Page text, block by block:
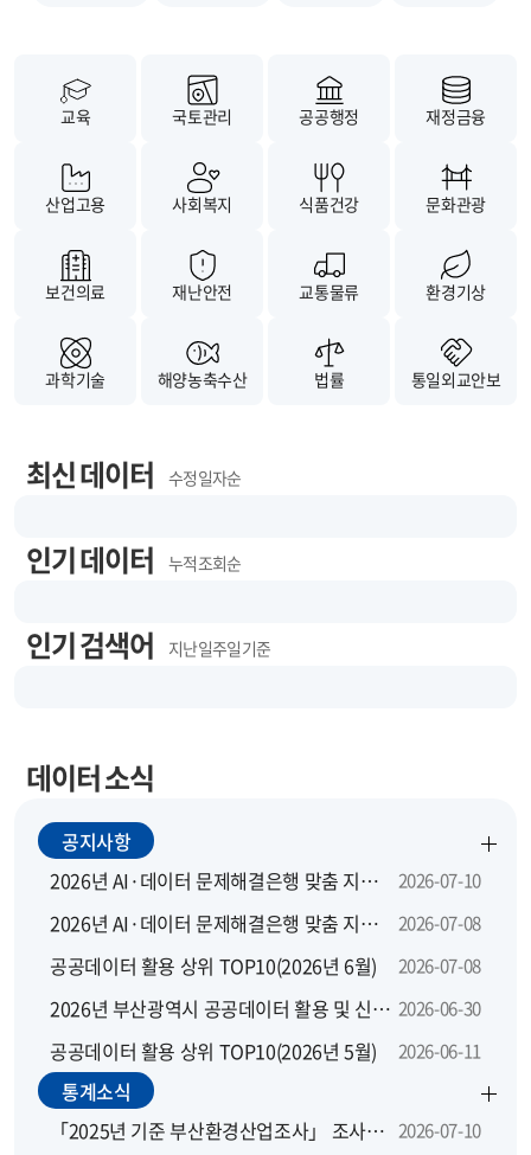
교육 국토관리 공공행정 재정금융
산업고용 사회복지 식품건강 문화관광
보건의료 재난안전 교통물류 환경기상
과학기술 해양농축수산 법률 통일외교안보
최신 데이터 수정 일자순
인기 데이터 누적 조회순
인기 검색어 지난 일주일 기준
데이터 소식
공지사항
2026년 AI·데이터 문제해결은행 맞춤 지원 모집 공고
2026-07-10
2026년 AI·데이터 문제해결은행 맞춤 지원사업 지역별 설명회 2026-07-08
공공데이터 활용 상위 TOP10(2026년 6월) 2026-07-08
2026년 부산광역시 공공데이터 활용 및 신규 개방 수요 설문조사 2026-06-30
공공데이터 활용 상위 TOP10(2026년 5월) 2026-06-11
통계소식
「2025년 기준 부산환경산업조사」 조사요원을 모집합니다. 2026-07-10